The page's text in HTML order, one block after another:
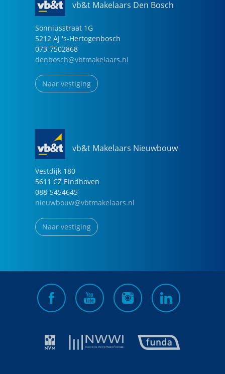
vb&t Makelaars Den Bosch
Sonniusstraat 1G
5212 AJ 's-Hertogenbosch
073-7502868
denbosch@vbtmakelaars.nl
Naar vestiging
vb&t Makelaars Nieuwbouw
Vestdijk 180
5611 CZ Eindhoven
088-5454645
nieuwbouw@vbtmakelaars.nl
Naar vestiging